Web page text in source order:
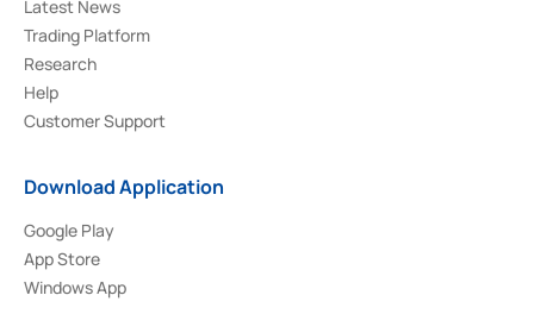
Latest News
Trading Platform
Research
Help
Customer Support
Download Application
Google Play
App Store
Windows App